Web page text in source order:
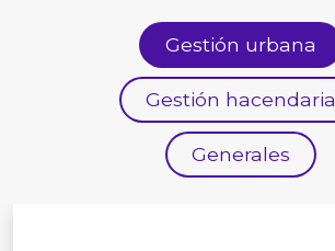
Gestión urbana
Gestión hacendaria
Generales